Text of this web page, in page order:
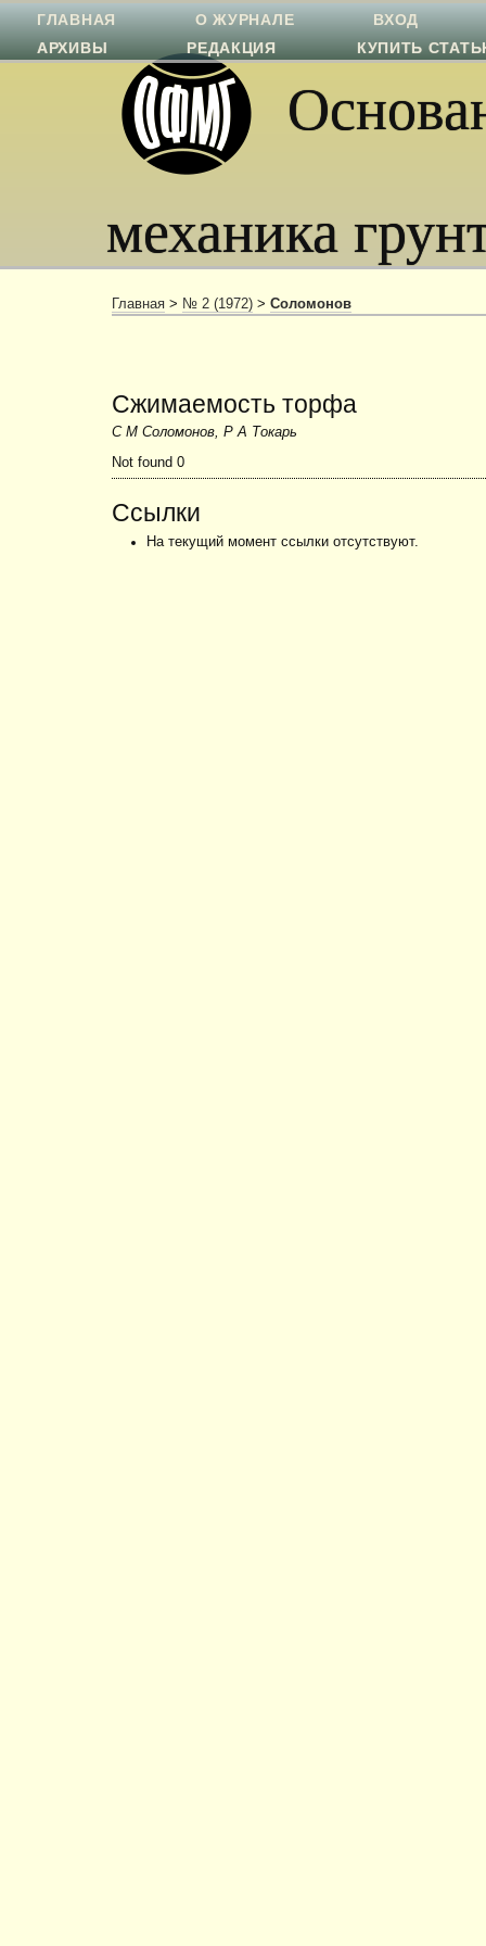
механика
ГЛАВНАЯ О ЖУРНАЛЕ
ВХОД
АРХИВЫ
РЕДАКЦИЯ КУПИТЬ
Главная > № 2 (1972) > Соломонов
Сжимаемость торфа
С М Соломонов, Р А Токарь
Not found 0
Ссылки
На текущий момент ссылки отсутствуют.